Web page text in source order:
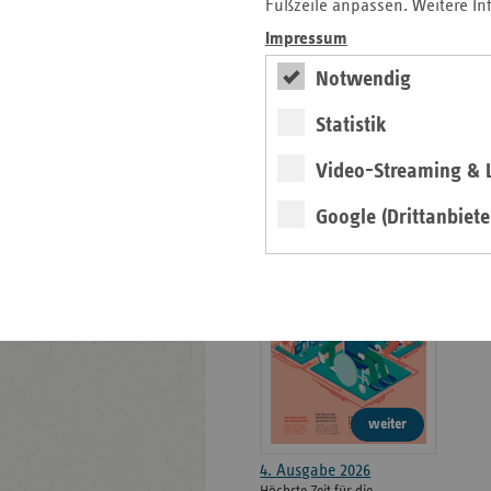
Fußzeile anpassen. Weitere
Impressum
Notwendig
Statistik
Video-Streaming &
Google
Informationen
Der vdek
Karriere
Die GKV
ePaper
weiter
4. Ausgabe 2026